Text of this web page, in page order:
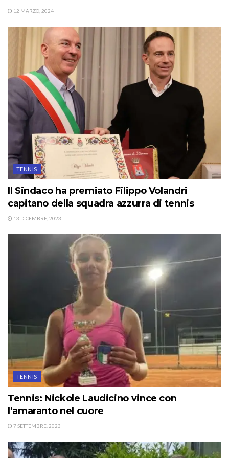
12 MARZO, 2024
TENNIS
Il Sindaco ha premiato Filippo Volandri
capitano della squadra azzurra di tennis
13 DICEMBRE, 2023
TENNIS
Tennis: Nickole Laudicino vince con
l’amaranto nel cuore
7 SETTEMBRE, 2023